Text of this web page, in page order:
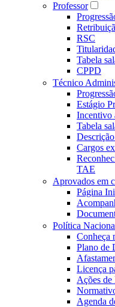
Professor
RSC
Tabela
CPPD
Técnico
Estágio
Incentivo
Tabela
Cargos
TAE
Aprovados em
Página
Política
Conheça
Plano de
Licença
Ações
Agenda